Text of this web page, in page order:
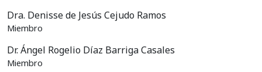
Dra. Denisse de Jesús Cejudo Ramos
Miembro
Dr. Ángel Rogelio Díaz Barriga Casales
Miembro